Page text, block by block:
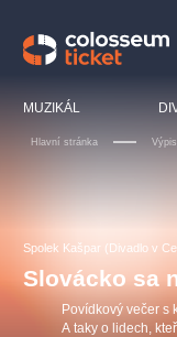
MUZIKÁL
Hlavní stránka
Spolek Kašpar (Divadlo v
Slovácko sa
Povídkový večer s
A taky o lidech,
OBYČEJNÁ HOLKA
Agentura 44, s.r.o.